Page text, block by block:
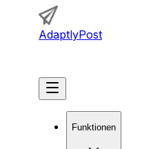
AdaptlyPost
Funktionen